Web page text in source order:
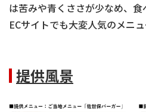
は苦みや青くささが少なめ、
ECサイトでも大変人気のメニュ
提供風景